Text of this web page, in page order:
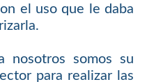
el uso que le daba
nosotros somos su
para realizar las